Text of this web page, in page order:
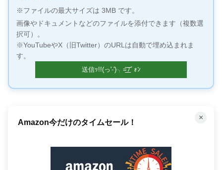
※ファイルの最大サイズは 3MB です。
画像やドキュメントなどのファイルを添付できます（複数選
択可）。
※YouTubeやX（旧Twitter）のURLは自動で埋め込まれま
す。
×
Amazon今だけのタイムセール！